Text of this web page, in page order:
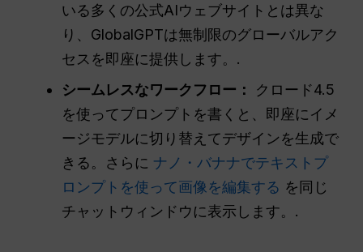
いる多くの公式AIウェブサイトとは異な
り、GlobalGPTは無制限のグローバルアク
セスを即座に提供します。.
シームレスなワークフロー：
クロード4.5
を使ってプロンプトを書くと、即座にイメ
ージモデルに切り替えてデザインを生成で
きる。さらに ナノ・バナナでテキストプ
ロンプトを使って画像を編集する を同じ
チャットウィンドウに表示します。.